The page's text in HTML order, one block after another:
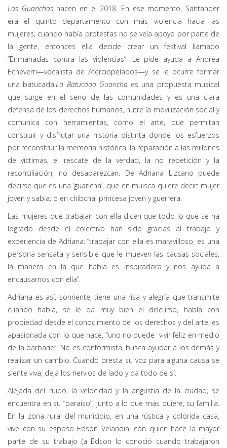
Las Guarichasnacen en el 2018. En ese momento, Santander
era el quinto departamento con más violencia hacia las
mujeres, cuando había protestas no se veía apoyo por parte de
la gente, entonces ella decide crear un festival llamado
“Enmanadas contra las violencias”. Le pide ayuda a Andrea
Echeverri—vocalista de Aterciopelados—y se le ocurre formar
una batucada.La Batucada Guarichaes una propuesta musical
que surge en el seno de las comunidades y es una clara
defensa de los derechos humanos, nutre la movilización social y
comunica con herramientas, como el arte, que permitan
construir y disfrutar una historia distinta donde los esfuerzos
por reconstruir la memoria histórica, la reparación a las millones
de víctimas, el rescate de la verdad, la no repetición y la
reconciliación, no desaparezcan. De Adriana Lizcano puede
decirse que es una ‘guaricha’, que en muisca quiere decir: mujer
joven y sabia; o en chibcha, princesa joven y guerrera.
Las mujeres que trabajan con ella dicen que todo lo que se ha
logrado desde el colectivo han sido gracias al trabajo y
experiencia de Adriana: “trabajar con ella es maravilloso, es una
persona sensata y sensible que le mueven las causas sociales,
la manera en la que habla es inspiradora y nos ayuda a
encausarnos con ella”.
Adriana es así, sonriente, tiene una risa y alegría que transmite
cuando habla, se le da muy bien el discurso, habla con
propiedad desde el conocimiento de los derechos y del arte, es
apasionada con lo que hace, “uno no puede vivir feliz en medio
de la barbarie”. No es conformista, busca ayudar a los demás y
realizar un cambio. Cuando presta su voz para alguna causa se
siente viva, deja los nervios de lado y da todo de sí.
Alejada del ruido, la velocidad y la angustia de la ciudad, se
encuentra en su “paraíso”, junto a lo que más quiere, su familia.
En la zona rural del municipio, en una rústica y colorida casa,
vive con su esposo Edson Velandia, con quien hace la mayor
parte de su trabajo (a Edson lo conoció cuando trabajaron